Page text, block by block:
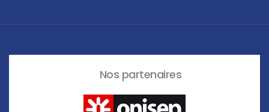
Nos partenaires